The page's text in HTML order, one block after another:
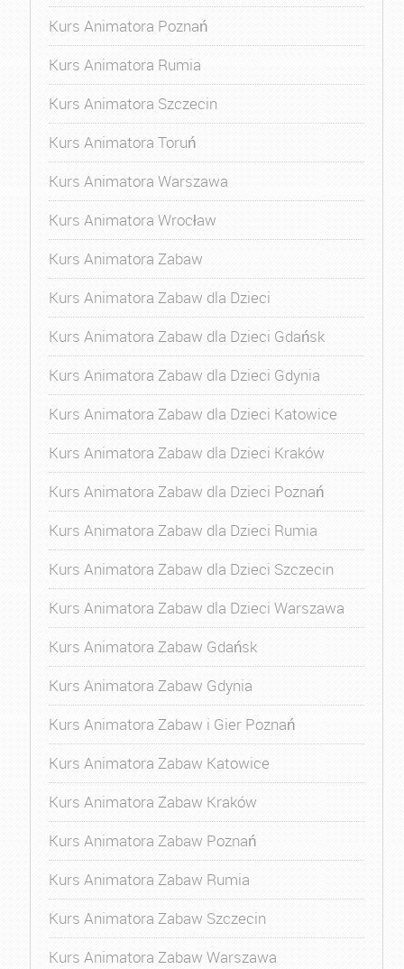
Kurs Animatora Poznań
Kurs Animatora Rumia
Kurs Animatora Szczecin
Kurs Animatora Toruń
Kurs Animatora Warszawa
Kurs Animatora Wrocław
Kurs Animatora Zabaw
Kurs Animatora Zabaw dla Dzieci
Kurs Animatora Zabaw dla Dzieci Gdańsk
Kurs Animatora Zabaw dla Dzieci Gdynia
Kurs Animatora Zabaw dla Dzieci Katowice
Kurs Animatora Zabaw dla Dzieci Kraków
Kurs Animatora Zabaw dla Dzieci Poznań
Kurs Animatora Zabaw dla Dzieci Rumia
Kurs Animatora Zabaw dla Dzieci Szczecin
Kurs Animatora Zabaw dla Dzieci Warszawa
Kurs Animatora Zabaw Gdańsk
Kurs Animatora Zabaw Gdynia
Kurs Animatora Zabaw i Gier Poznań
Kurs Animatora Zabaw Katowice
Kurs Animatora Zabaw Kraków
Kurs Animatora Zabaw Poznań
Kurs Animatora Zabaw Rumia
Kurs Animatora Zabaw Szczecin
Kurs Animatora Zabaw Warszawa